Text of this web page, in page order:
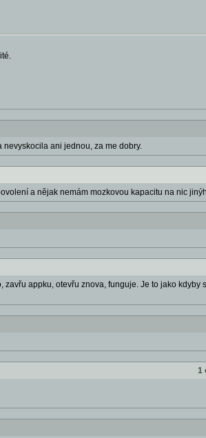
ani jednou, za me dobry.
a nějak nemám mozkovou kapacitu na nic
appku, otevřu znova, funguje. Je to jako kdyby
1